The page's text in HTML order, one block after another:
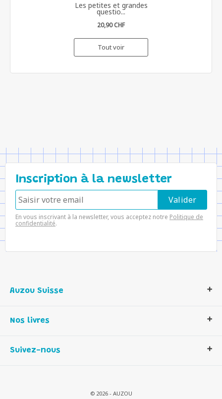
Les petites et grandes
questio...
20,90 CHF
Tout voir
Inscription à la newsletter
En vous inscrivant à la newsletter, vous acceptez notre Politique de
confidentialité.
Auzou Suisse
Notre histoire
Contactez-nous
Nos livres
Livres enfants
Suivez-nous
© 2026 - AUZOU